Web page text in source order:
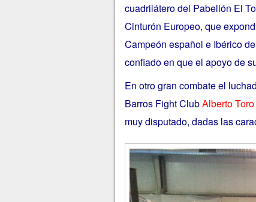
cuadrilátero del Pabellón El
Cinturón Europeo, que
Campeón español e Ibérico
confiado en que el apoyo de
En otro gran combate el
Barros Fight ClubAlberto Toro
muy disputado, dadas las